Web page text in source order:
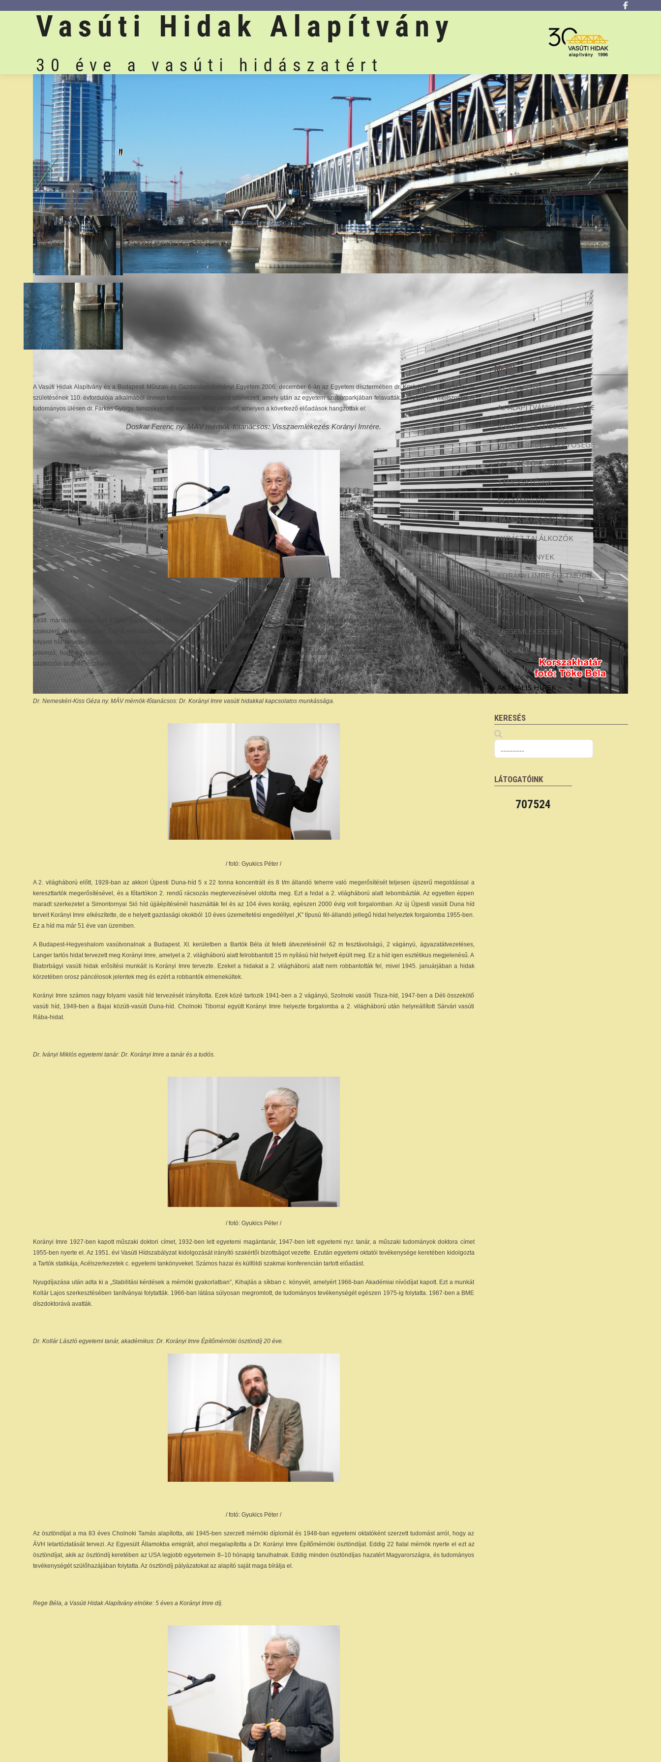
A Vasúti Hidak Alapítvány és a Budapesti Műszaki és Gazdaságtudományi Egyetem 2006. december 6-án az Egyetem dísztermében dr. Korányi Imre professzor úr
születésének 110. évfordulója alkalmából ünnepi tudományos ülésszakot szervezett, amely után az egyetem szoborparkjában felavatták a professzor mellszobrát. A
tudományos ülésen dr. Farkas György, tanszékvezető egyetemi tanár elnökölt, amelyen a következő előadások hangzottak el:
Doskar Ferenc ny. MÁV mérnök-főtanácsos: Visszaemlékezés Korányi Imrére.
/ fotó: Gyukics Péter /
1938. márciusától dolgozott a MÁV Igazgatóság Hídosztályán Korányi Imrével, aki a 3 éves mérnöki gyakorlattal rendelkező fiatal kolléga kérdéseire mindig alapos,
szakszerű válaszokat adott. Együtt ellenőrizték a Ferdinánd-híd cölöpalapozási munkáit, az Újpesti Duna-híd hossztartó erősítési munkáit. Korányi Imre számos nagy
folyami híd tervezési munkáit irányította. Nagyon szerette a természetet, az épülő hidak környékét mindig bejárta, örült a természet szépségeinek. Szerénységére
jellemző, hogy egyetemi tanárként is vállalta a MÁV Tisztképző Hidász Tanfolyamán előadások megtartását. A MÁV nyugdíjas és tényleges hidászainak éves
találkozóin állandó résztvevő volt. 1988 decemberében erre a rendezvényre már nem tudott eljönni, 1989 január 28-án hunyt el.
Dr. Nemeskéri-Kiss Géza ny. MÁV mérnök-főtanácsos: Dr. Korányi Imre vasúti hidakkal kapcsolatos munkássága.
/ fotó: Gyukics Péter /
A 2. világháború előtt, 1928-ban az akkori Újpesti Duna-híd 5 x 22 tonna koncentrált és 8 t/m állandó teherre való megerősítését teljesen újszerű megoldással a
kereszttartók megerősítésével, és a főtartókon 2. rendű rácsozás megtervezésével oldotta meg. Ezt a hidat a 2. világháború alatt lebombázták. Az egyetlen éppen
maradt szerkezetet a Simontornyai Sió híd újjáépítésénél használták fel és az 104 éves koráig, egészen 2000 évig volt forgalomban. Az új Újpesti vasúti Duna híd
terveit Korányi Imre elkészítette, de e helyett gazdasági okokból 10 éves üzemeltetési engedéllyel „K” típusú fél-állandó jellegű hidat helyeztek forgalomba 1955-ben.
Ez a híd ma már 51 éve van üzemben.
A Budapest-Hegyeshalom vasútvonalnak a Budapest. XI. kerületben a Bartók Béla út feletti átvezetésénél 62 m fesztávolságú, 2 vágányú, ágyazatátvezetéses,
Langer tartós hidat tervezett meg Korányi Imre, amelyet a 2. világháború alatt felrobbantott 15 m nyílású híd helyett épült meg. Ez a híd igen esztétikus megjelenésű. A
Biatorbágyi vasúti hidak erősítési munkáit is Korányi Imre tervezte. Ezeket a hidakat a 2. világháború alatt nem robbantották fel, mivel 1945. januárjában a hidak
körzetében orosz páncélosok jelentek meg és ezért a robbantók elmenekültek.
Korányi Imre számos nagy folyami vasúti híd tervezését irányította. Ezek közé tartozik 1941-ben a 2 vágányú, Szolnoki vasúti Tisza-híd, 1947-ben a Déli összekötő
vasúti híd, 1949-ben a Bajai közúti-vasúti Duna-híd. Cholnoki Tiborral együtt Korányi Imre helyezte forgalomba a 2. világháború után helyreállított Sárvári vasúti
Rába-hidat.
Dr. Iványi Miklós egyetemi tanár: Dr. Korányi Imre a tanár és a tudós.
/ fotó: Gyukics Péter /
Korányi Imre 1927-ben kapott műszaki doktori címet, 1932-ben lett egyetemi magántanár, 1947-ben lett egyetemi ny.r. tanár, a műszaki tudományok doktora címet
1955-ben nyerte el. Az 1951. évi Vasúti Hídszabályzat kidolgozását irányító szakértői bizottságot vezette. Ezután egyetemi oktatói tevékenysége keretében kidolgozta
a Tartók statikája, Acélszerkezetek c. egyetemi tankönyveket. Számos hazai és külföldi szakmai konferencián tartott előadást.
Nyugdíjazása után adta ki a „Stabilitási kérdések a mérnöki gyakorlatban”, Kihajlás a síkban c. könyvét, amelyért 1966-ban Akadémiai nívódíjat kapott. Ezt a munkát
Kollár Lajos szerkesztésében tanítványai folytatták. 1966-ban látása súlyosan megromlott, de tudományos tevékenységét egészen 1975-ig folytatta. 1987-ben a BME
díszdoktorává avatták.
Dr. Kollár László egyetemi tanár, akadémikus: Dr. Korányi Imre Építőmérnöki ösztöndíj 20 éve.
/ fotó: Gyukics Péter /
Az ösztöndíjat a ma 83 éves Cholnoki Tamás alapította, aki 1945-ben szerzett mérnöki díplomát és 1948-ban egyetemi oktatóként szerzett tudomást arról, hogy az
ÁVH letartóztatását tervezi. Az Egyesült Államokba emigrált, ahol megalapította a Dr. Korányi Imre Építőmérnöki ösztöndíjat. Eddig 22 fiatal mérnök nyerte el ezt az
ösztöndíjat, akik az ösztöndíj keretében az USA legjobb egyetemein 8–10 hónapig tanulhatnak. Eddig minden ösztöndíjas hazatért Magyarországra, és tudományos
tevékenységét szülőhazájában folytatta. Az ösztöndíj pályázatokat az alapító saját maga bírálja el.
Rege Béla, a Vasúti Hidak Alapítvány elnöke: 5 éves a Korányi Imre díj.
MENÜ
AZ ALAPÍTVÁNYRÓL
Az ALAPÍTVÁNY KÜLDETÉSE
A VHA VEZETŐSÉGE
VHA KORÁBBI VEZETŐSÉGE
ELÉRHETŐSÉGÜNK
TÁMOGATÓINK
BESZÁMOLÓK
TÁMOGATÁS SZJA 1%
HIDÁSZ TALÁLKOZÓK
RENDEZVÉNYEK
KORÁNYI IMRE ÉLETMŰDÍJ
NÍVÓDÍJAK
PÁLYÁZATOK
MEGEMLÉKEZÉSEK
KÉPGALÉRIA
KIADVÁNYAINK
AKTUÁLIS HÍREK
KERESÉS
LÁTOGATÓINK
707524